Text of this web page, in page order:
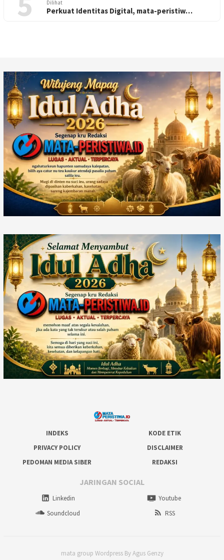
Dilihat
Perkuat Identitas Digital, mata-peristiw…
INDEKS
KODE ETIK
PRIVACY POLICY
DISCLAIMER
PEDOMAN MEDIA SIBER
REDAKSI
JARINGAN SOCIAL
Linkedin
Youtube
Soundcloud
RSS
mata group Wordpress By Agus Genzy